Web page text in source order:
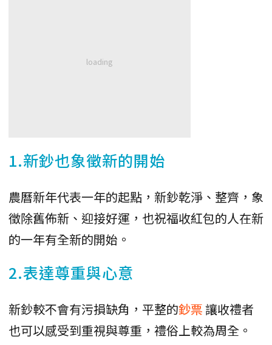
1.新鈔也象徵新的開始
農曆新年代表一年的起點，新鈔乾淨、整齊，象
徵除舊佈新、迎接好運，也祝福收紅包的人在新
的一年有全新的開始。
2.表達尊重與心意
新鈔較不會有污損缺角，平整的鈔票讓收禮者
也可以感受到重視與尊重，禮俗上較為周全。